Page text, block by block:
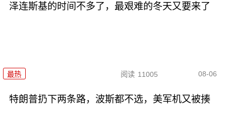
泽连斯基的时间不多了，最艰难的冬天又要来了
最热 阅读 11005 08-06
特朗普扔下两条路，波斯都不选，美军机又被揍